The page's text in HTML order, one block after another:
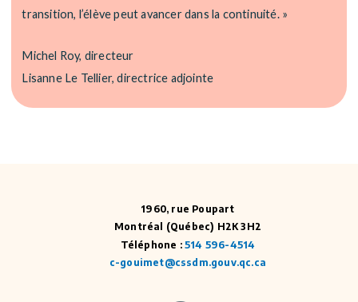
transition, l’élève peut avancer dans la continuité. »
Michel Roy, directeur
Lisanne Le Tellier, directrice adjointe
1960, rue Poupart
Montréal (Québec) H2K 3H2
Téléphone : 514 596-4514
c-gouimet@cssdm.gouv.qc.ca